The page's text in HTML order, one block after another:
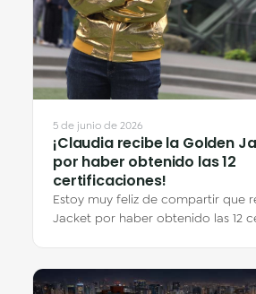
5 de junio de 2026
¡Claudia recibe la Golden
por haber obtenido las 12
certificaciones!
Estoy muy feliz de compartir que
Jacket por haber obtenido las 12